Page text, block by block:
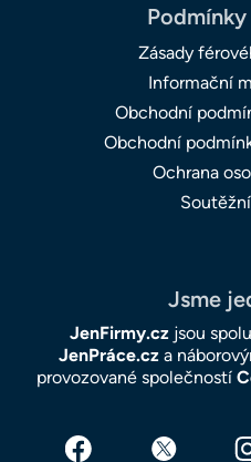
Zásady
Informační
Obchodní
Obchodní
Ochrana
Jsme
JenFirmy.czjsou
JenPráce.cza
provozované společností